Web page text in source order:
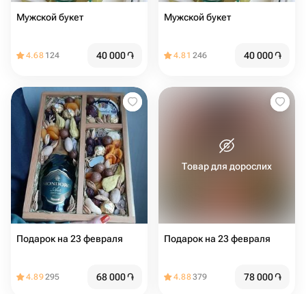
Мужской букет
4.68 124 40 000֏
Мужской букет
4.81 246 40 000֏
Подарок на 23 февраля
4.89295 68 000֏
Товар для дорослих
Подарок на 23 февраля
4.88379 78 000֏